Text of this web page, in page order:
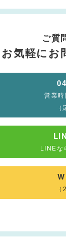
ご質
お気軽にお
営業
LINEな